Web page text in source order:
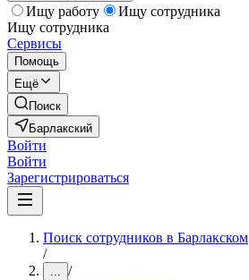
Ищу работу
Ищу сотрудника
Ищу сотрудника
Сервисы
Помощь
Ещё
Поиск
Барлакский
Войти
Войти
Зарегистрироваться
Поиск сотрудников в Барлакском
/
... /